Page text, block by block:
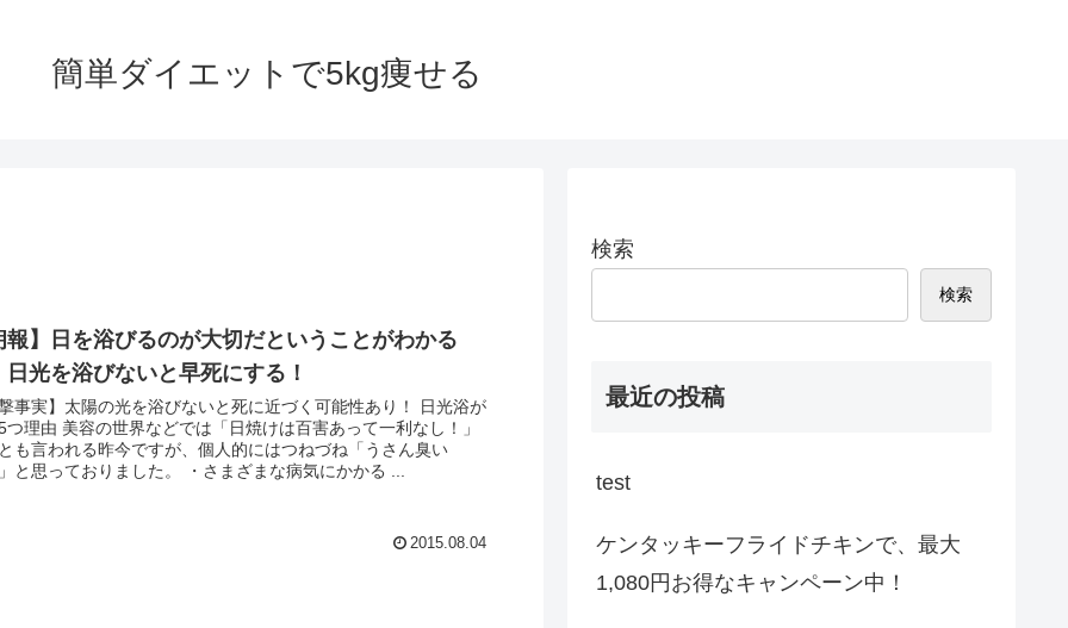
簡単ダイエットで5kg痩せる
報】日を浴びるのが大切だということがわかる
日光を浴びないと早死にする！
事実】太陽の光を浴びないと死に近づく可能性あり！ 日光浴が
つ理由 美容の世界などでは「日焼けは百害あって一利なし！」
も言われる昨今ですが、個人的にはつねづね「うさん臭い
と思っておりました。 ・さまざまな病気にかかる ...
2015.08.04
検索
検索
最近の投稿
test
ケンタッキーフライドチキンで、最大
1,080円お得なキャンペーン中！